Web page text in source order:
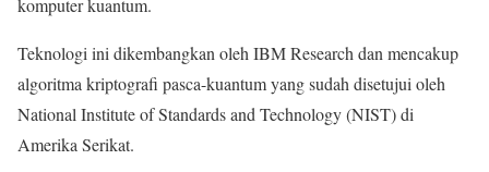
komputer kuantum.
Teknologi ini dikembangkan oleh IBM Research dan mencakup
algoritma kriptografi pasca-kuantum yang sudah disetujui oleh
National Institute of Standards and Technology (NIST) di
Amerika Serikat.